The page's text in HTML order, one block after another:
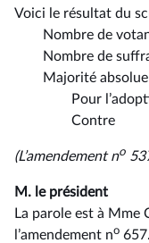
Voici le résultat du
Nombre de
Nombre de
Majorité
Pour
Contre
(L’amendement no
M. le président
La parole est à
l’amendement no 657.